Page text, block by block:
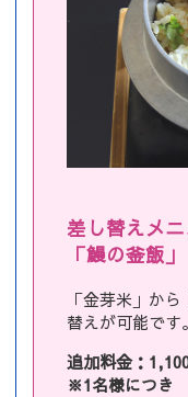
差し替えメ
「鰻の釜飯」
「金芽米」か
替えが可能です。
追加料金：
※1名様につき